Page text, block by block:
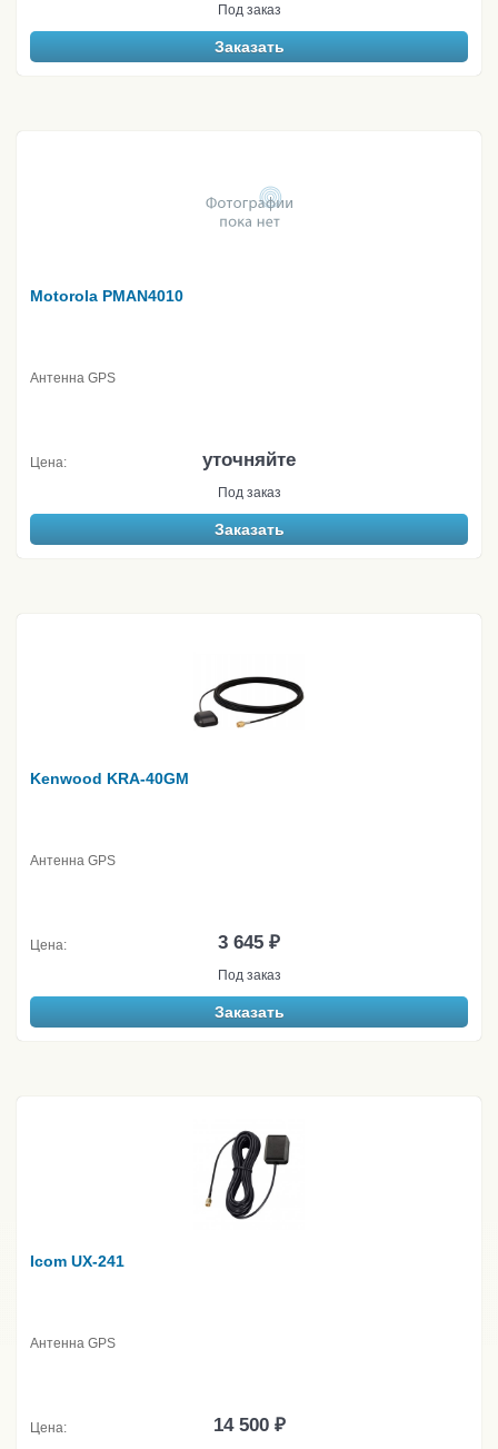
Под заказ
Заказать
Motorola PMAN4010
Антенна GPS
Цена: уточняйте
Под заказ
Заказать
Kenwood KRA-40GM
Антенна GPS
Цена: 3 645 ₽
Под заказ
Заказать
Icom UX-241
Антенна GPS
Цена: 14 500 ₽